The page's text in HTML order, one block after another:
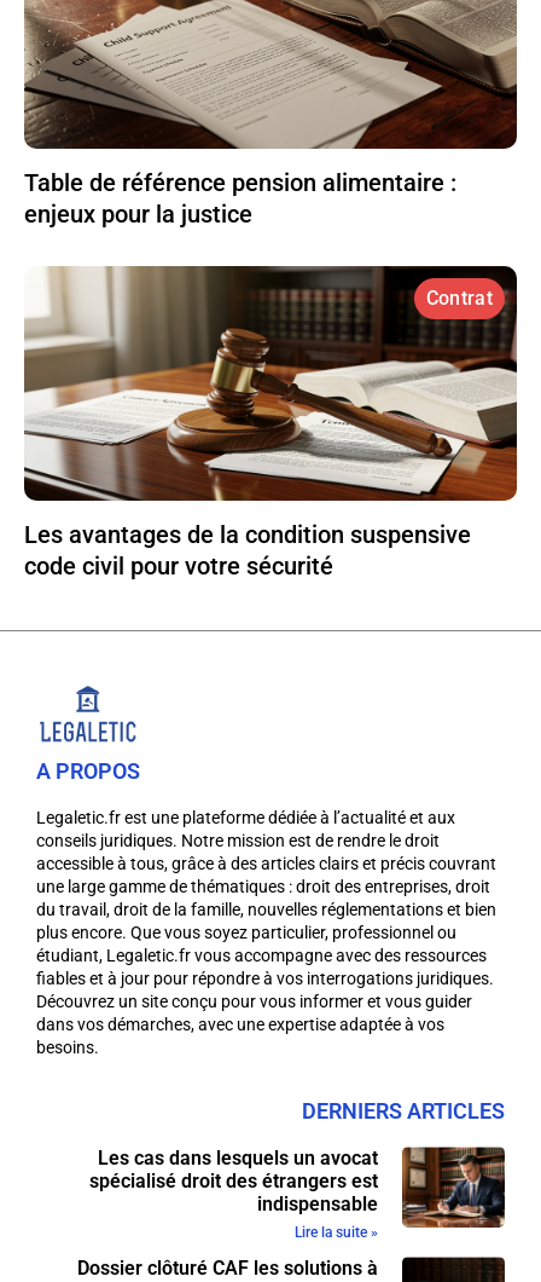
Table de référence pension alimentaire :
enjeux pour la justice
Contrat
Les avantages de la condition suspensive
code civil pour votre sécurité
A PROPOS
Legaletic.fr est une plateforme dédiée à l’actualité et aux
conseils juridiques. Notre mission est de rendre le droit
accessible à tous, grâce à des articles clairs et précis couvrant
une large gamme de thématiques : droit des entreprises, droit
du travail, droit de la famille, nouvelles réglementations et bien
plus encore. Que vous soyez particulier, professionnel ou
étudiant, Legaletic.fr vous accompagne avec des ressources
fiables et à jour pour répondre à vos interrogations juridiques.
Découvrez un site conçu pour vous informer et vous guider
dans vos démarches, avec une expertise adaptée à vos
besoins.
DERNIERS ARTICLES
Les cas dans lesquels un avocat
spécialisé droit des étrangers est
indispensable
Lire la suite »
Dossier clôturé CAF les solutions à